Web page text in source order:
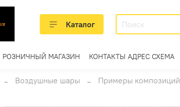
Каталог
РОЗНИЧНЫЙ МАГАЗИН КОНТАКТЫ АДРЕС СХЕМА
Воздушные шары Примеры композиций